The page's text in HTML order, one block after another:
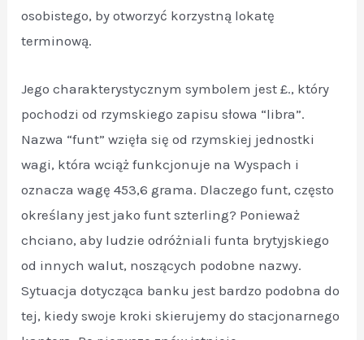
osobistego, by otworzyć korzystną lokatę
terminową.
Jego charakterystycznym symbolem jest £., który
pochodzi od rzymskiego zapisu słowa “libra”.
Nazwa “funt” wzięła się od rzymskiej jednostki
wagi, która wciąż funkcjonuje na Wyspach i
oznacza wagę 453,6 grama. Dlaczego funt, często
określany jest jako funt szterling? Ponieważ
chciano, aby ludzie odróżniali funta brytyjskiego
od innych walut, noszących podobne nazwy.
Sytuacja dotycząca banku jest bardzo podobna do
tej, kiedy swoje kroki skierujemy do stacjonarnego